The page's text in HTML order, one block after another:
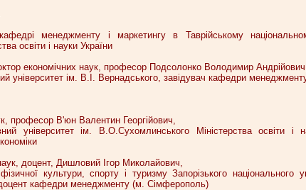
менеджменту і маркетингу в Таврійському
освіти і науки України
економічних наук, професор Подсолонко Володимир Андрійович,
університет ім. В.І. Вернадського, завідувач кафедри
професор В'юн Валентин Георгійович,
університет ім. В.О.Сухомлинського Міністерства освіти і
доцент, Дишловий Ігор Миколайович,
культури, спорту і туризму Запорізького національного
доцент кафедри менеджменту (м. Сімферополь)